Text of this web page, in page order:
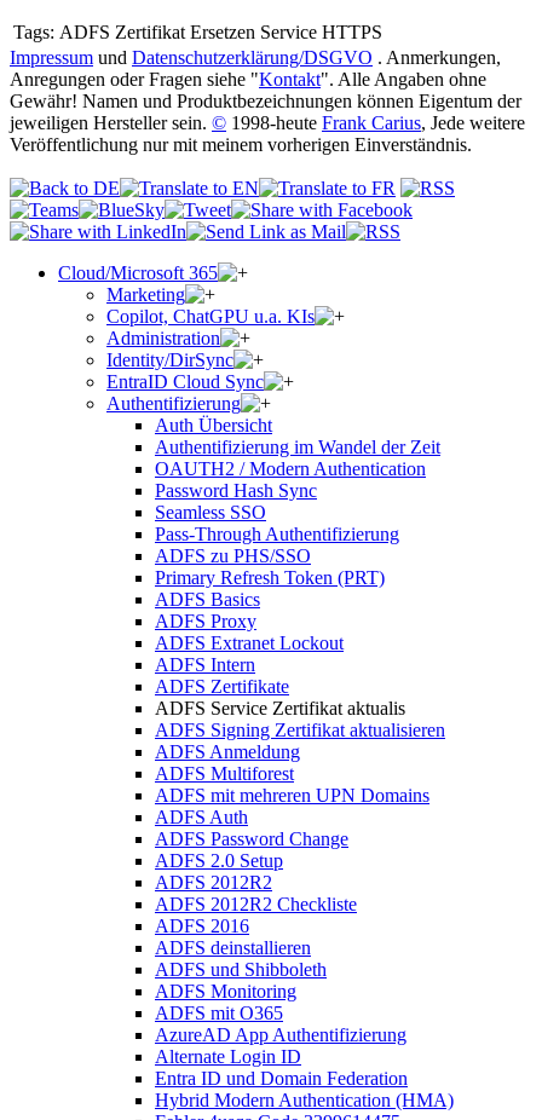
Tags: ADFS Zertifikat Ersetzen Service HTTPS
Impressum und Datenschutzerklärung/DSGVO . Anmerkungen,
Anregungen oder Fragen siehe "Kontakt". Alle Angaben ohne
Gewähr! Namen und Produktbezeichnungen können Eigentum der
jeweiligen Hersteller sein. © 1998-heute Frank Carius, Jede weitere
Veröffentlichung nur mit meinem vorherigen Einverständnis.
Cloud/Microsoft 365
Marketing
Copilot, ChatGPU u.a. KIs
Administration
Identity/DirSync
EntraID Cloud Sync
Authentifizierung
Auth Übersicht
Authentifizierung im Wandel der Zeit
OAUTH2 / Modern Authentication
Password Hash Sync
Seamless SSO
Pass-Through Authentifizierung
ADFS zu PHS/SSO
Primary Refresh Token (PRT)
ADFS Basics
ADFS Proxy
ADFS Extranet Lockout
ADFS Intern
ADFS Zertifikate
ADFS Service Zertifikat aktualis
ADFS Signing Zertifikat aktualisieren
ADFS Anmeldung
ADFS Multiforest
ADFS mit mehreren UPN Domains
ADFS Auth
ADFS Password Change
ADFS 2.0 Setup
ADFS 2012R2
ADFS 2012R2 Checkliste
ADFS 2016
ADFS deinstallieren
ADFS und Shibboleth
ADFS Monitoring
ADFS mit O365
AzureAD App Authentifizierung
Alternate Login ID
Entra ID und Domain Federation
Hybrid Modern Authentication (HMA)